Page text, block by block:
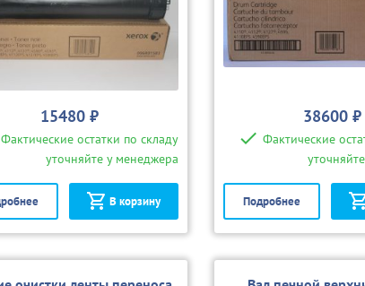
15480 ₽
Фактические остатки по складу
уточняйте у менеджера
В корзину
38600 ₽
Фактические
Подробнее